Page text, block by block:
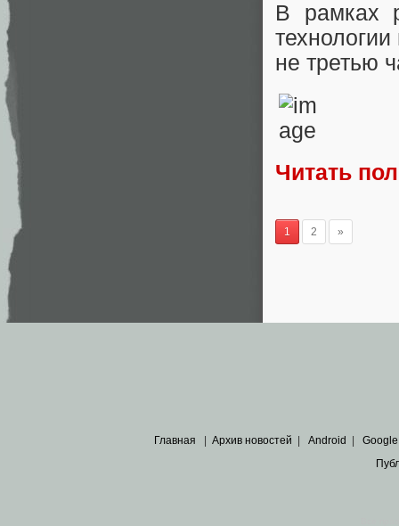
В рамках
не третью
Читать
1 2 »
Главная | Архив новостей | Android | Google